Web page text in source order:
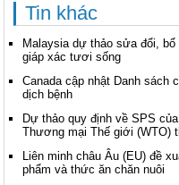
Tin khác
Malaysia dự thảo sửa đổi,
giáp xác tươi sống
Canada cập nhật Danh sách
dịch bệnh
Dự thảo quy định về SPS
Thương mại Thế giới (WTO)
Liên minh châu Âu (EU) đề
phẩm và thức ăn chăn nuôi